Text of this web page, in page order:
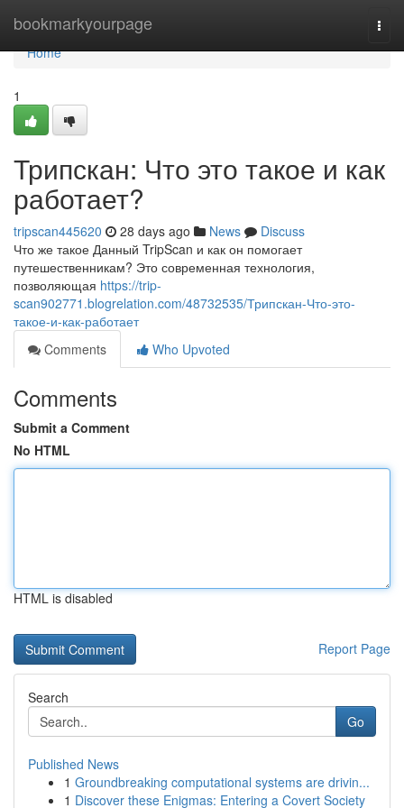
bookmarkyourpage
Home
Home
1
Трипскан: Что это такое и как
работает?
tripscan445620 28 days ago News
Discuss
Что же такое Данный TripScan и как он помогает
путешественникам? Это современная технология,
позволяющая https://trip-
scan902771.blogrelation.com/48732535/Трипскан-Что-это-
такое-и-как-работает
Comments
Who Upvoted
Comments
Submit a Comment
No HTML
HTML is disabled
Report Page
Search
Go
Published News
1 Groundbreaking computational systems are drivin...
1 Discover these Enigmas: Entering a Covert Society